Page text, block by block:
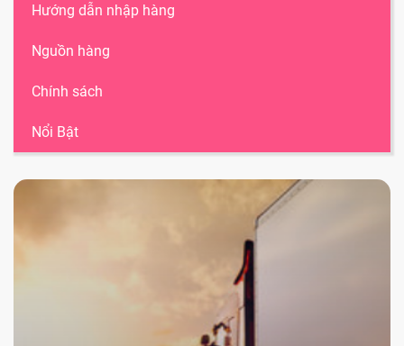
Hướng dẫn nhập hàng
Nguồn hàng
Chính sách
Nổi Bật